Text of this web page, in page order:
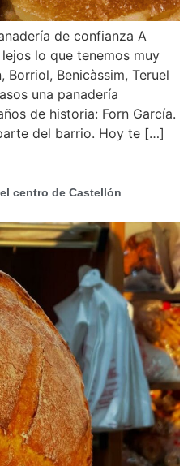
de confianza A
lo que tenemos muy
Borriol, Benicàssim, Teruel
una panadería
de historia: Forn García.
del barrio. Hoy te […]
centro de Castellón